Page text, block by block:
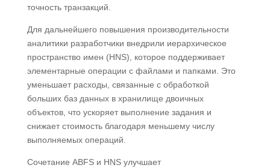
точность транзакций.
Для дальнейшего повышения производительности
аналитики разработчики внедрили иерархическое
пространство имен (HNS), которое поддерживает
элементарные операции с файлами и папками. Это
уменьшает расходы, связанные с обработкой
больших баз данных в хранилище двоичных
объектов, что ускоряет выполнение задания и
снижает стоимость благодаря меньшему числу
выполняемых операций.
Сочетание ABFS и HNS улучшает